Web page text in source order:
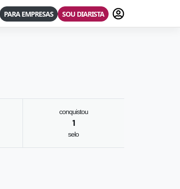
PARA EMPRESAS SOU DIARISTA Fazer login
conquistou
1
selo